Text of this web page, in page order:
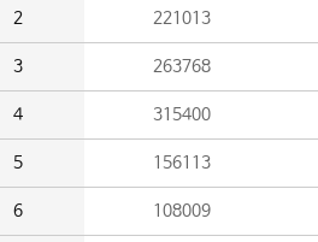
2 221013
3 263768
4 315400
5 156113
6 108009